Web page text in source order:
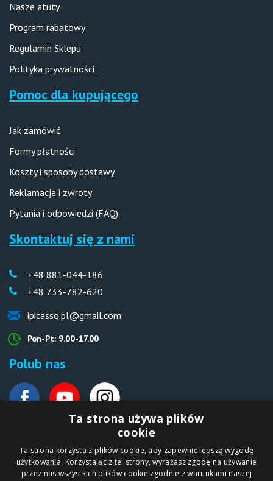
Nasze atuty
Program rabatowy
Regulamin Sklepu
Polityka prywatności
Pomoc dla kupującego
Jak zamówić
Formy płatności
Koszty i sposoby dostawy
Reklamacje i zwroty
Pytania i odpowiedzi (FAQ)
Skontaktuj się z nami
+48 881-044-186
+48 733-782-620
ipicasso.pl@gmail.com
Pon-Pt: 9.00-17.00
Polub nas
Malen nach Zahlen Ipicasso.de
Ta strona używa plików
cookie
Ta strona korzysta z plików cookie, aby zapewnić lepszą wygodę
użytkowania. Korzystając z tej strony, wyrażasz zgodę na używanie
przez nas wszystkich plików cookie zgodnie z warunkami naszej